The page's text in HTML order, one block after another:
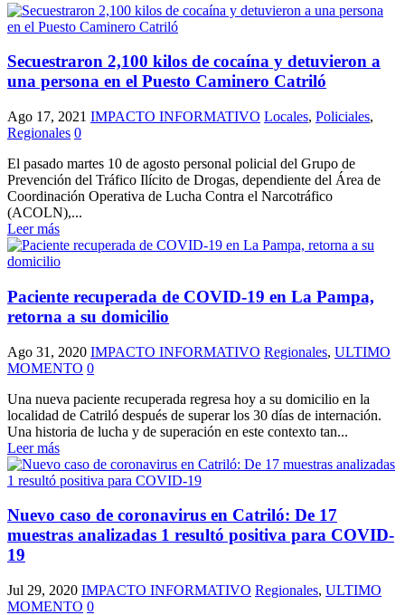
Secuestraron 2,100 kilos de cocaína y detuvieron a
una persona en el Puesto Caminero Catriló
Ago 17, 2021 IMPACTO INFORMATIVO Locales, Policiales,
Regionales 0
El pasado martes 10 de agosto personal policial del Grupo de
Prevención del Tráfico Ilícito de Drogas, dependiente del Área de
Coordinación Operativa de Lucha Contra el Narcotráfico
(ACOLN),...
Leer más
Paciente recuperada de COVID-19 en La Pampa,
retorna a su domicilio
Ago 31, 2020 IMPACTO INFORMATIVO Regionales, ULTIMO
MOMENTO 0
Una nueva paciente recuperada regresa hoy a su domicilio en la
localidad de Catriló después de superar los 30 días de internación.
Una historia de lucha y de superación en este contexto tan...
Leer más
Nuevo caso de coronavirus en Catriló: De 17
muestras analizadas 1 resultó positiva para COVID-
19
Jul 29, 2020 IMPACTO INFORMATIVO Regionales, ULTIMO
MOMENTO 0